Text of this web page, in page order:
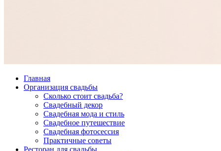
Главная
Организация свадьбы
Сколько стоит свадьба?
Свадебный декор
Свадебная мода и стиль
Свадебное путешествие
Свадебная фотосессия
Практичные советы
Ресторан для свадьбы